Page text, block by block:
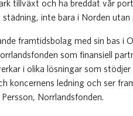
tillväxt och ha breddat vår
inte bara i Norden utan
framtidsbolag med sin bas i
som finansiell
i olika lösningar som
koncernens ledning och ser
Norrlandsfonden.